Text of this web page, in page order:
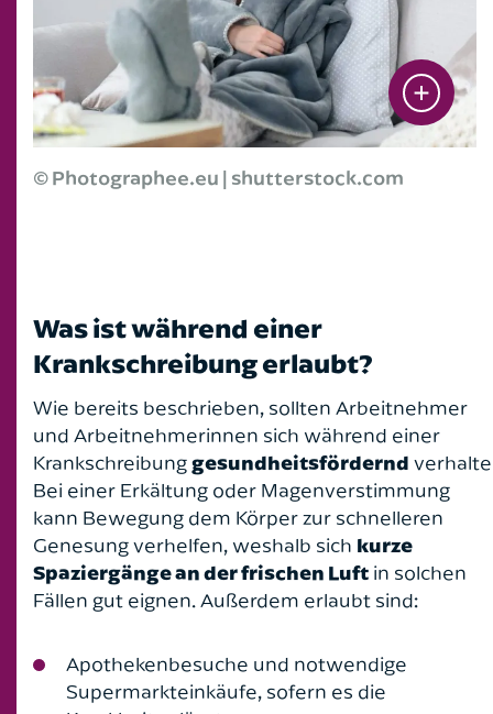
© Photographee.eu | shutterstock.com
Was ist während einer
Krankschreibung erlaubt?
Wie bereits beschrieben, sollten Arbeitnehmer
und Arbeitnehmerinnen sich während einer
Krankschreibunggesundheitsfördernd
Bei einer Erkältung oder Magenverstimmung
kann Bewegung dem Körper zur schnelleren
Genesung verhelfen, weshalb sich kurze
Spaziergänge an der frischen Luft in solchen
Fällen gut eignen. Außerdem erlaubt sind:
Apothekenbesuche und notwendige
Supermarkteinkäufe, sofern es die